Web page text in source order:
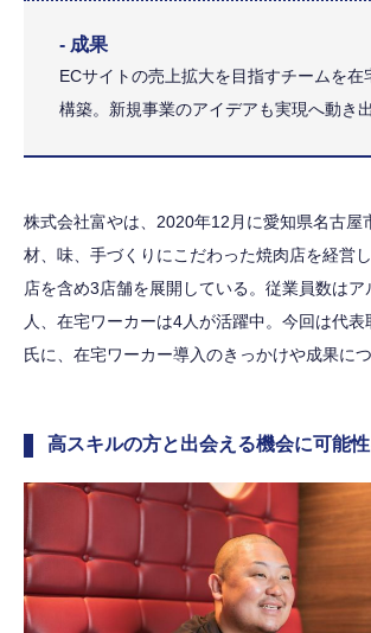
- 成果
ECサイトの売上拡大を目指すチームを在
構築。新規事業のアイデアも実現へ動き
株式会社富やは、2020年12月に愛知県名古屋
材、味、手づくりにこだわった焼肉店を経営
店を含め3店舗を展開している。従業員数は
人、在宅ワーカーは4人が活躍中。今回は代
氏に、在宅ワーカー導入のきっかけや成果に
高スキルの方と出会える機会に可能